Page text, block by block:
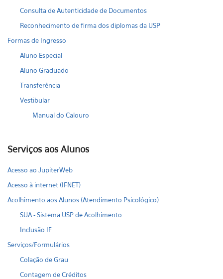
Consulta de Autenticidade de Documentos
Reconhecimento de firma dos diplomas da USP
Formas de Ingresso
Aluno Especial
Aluno Graduado
Transferência
Vestibular
Manual do Calouro
Serviços aos Alunos
Acesso ao JupiterWeb
Acesso à internet (IFNET)
Acolhimento aos Alunos (Atendimento Psicológico)
SUA - Sistema USP de Acolhimento
Inclusão IF
Serviços/Formulários
Colação de Grau
Contagem de Créditos